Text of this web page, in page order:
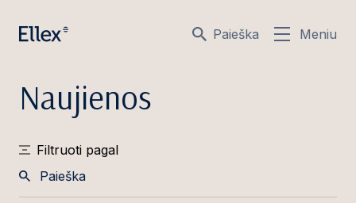
Paieška Meniu
Naujienos
Filtruoti pagal